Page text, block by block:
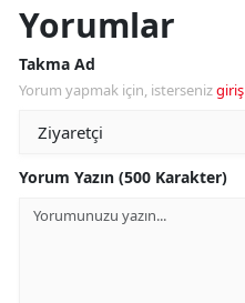
Yorumlar
Takma Ad
Yorum yapmak için, istersenizgiriş
Yorum Yazın (500 Karakter)